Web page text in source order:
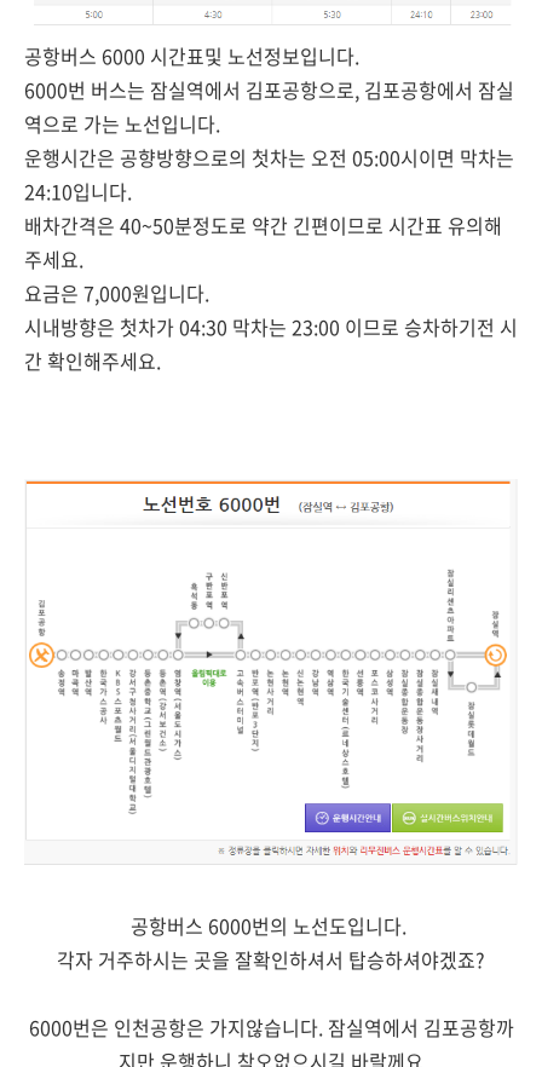
공항버스 6000 시간표및 노선정보입니다.
6000번 버스는 잠실역에서 김포공항으로, 김포공항에서 잠실
역으로 가는 노선입니다.
운행시간은 공향방향으로의 첫차는 오전 05:00시이면 막차는
24:10입니다.
배차간격은 40~50분정도로 약간 긴편이므로 시간표 유의해
주세요.
요금은 7,000원입니다.
시내방향은 첫차가 04:30 막차는 23:00 이므로 승차하기전 시
간 확인해주세요.
공항버스 6000번의 노선도입니다.
각자 거주하시는 곳을 잘확인하셔서 탑승하셔야겠죠?
6000번은 인천공항은 가지않습니다. 잠실역에서 김포공항까